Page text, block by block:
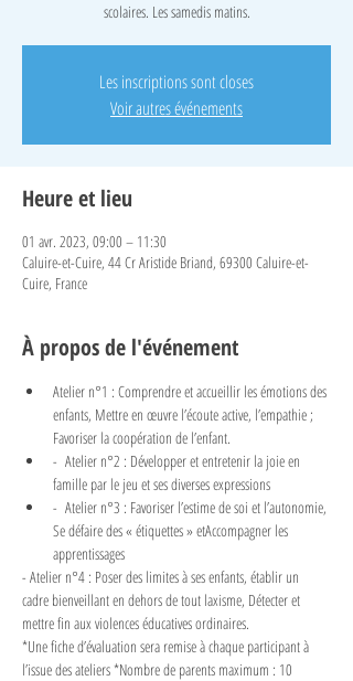
scolaires. Les samedis matins.
Les inscriptions sont closes
Voir autres événements
Heure et lieu
01 avr. 2023, 09:00 – 11:30
Caluire-et-Cuire, 44 Cr Aristide Briand, 69300 Caluire-et-
Cuire, France
À propos de l'événement
Atelier n°1 : Comprendre et accueillir les émotions des
enfants, Mettre en œuvre l’écoute active, l’empathie ;
Favoriser la coopération de l’enfant.
-  Atelier n°2 : Développer et entretenir la joie en
famille par le jeu et ses diverses expressions
-  Atelier n°3 : Favoriser l’estime de soi et l’autonomie,
Se défaire des « étiquettes » etAccompagner les
apprentissages
- Atelier n°4 : Poser des limites à ses enfants, établir un
cadre bienveillant en dehors de tout laxisme, Détecter et
mettre fin aux violences éducatives ordinaires.
*Une fiche d’évaluation sera remise à chaque participant à
l’issue des ateliers *Nombre de parents maximum : 10